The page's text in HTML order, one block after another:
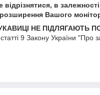
відрізнятися, в
Вашого
НЕ ПІДЛЯГАЮТЬ
статті 9 Закону України "Про